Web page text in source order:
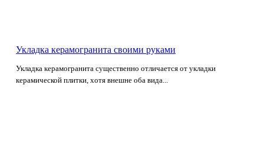
Укладка керамогранита своими руками
Укладка керамогранита существенно отличается от укладки
керамической плитки, хотя внешне оба вида...